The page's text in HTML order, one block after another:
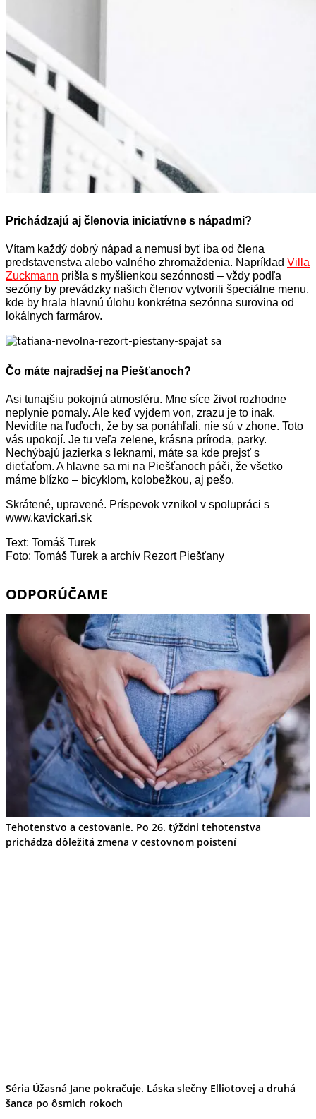
Prichádzajú aj členovia iniciatívne s nápadmi?
Vítam každý dobrý nápad a nemusí byť iba od člena
predstavenstva alebo valného zhromaždenia. Napríklad Villa
Zuckmann prišla s myšlienkou sezónnosti – vždy podľa
sezóny by prevádzky našich členov vytvorili špeciálne menu,
kde by hrala hlavnú úlohu konkrétna sezónna surovina od
lokálnych farmárov.
Čo máte najradšej na Piešťanoch?
Asi tunajšiu pokojnú atmosféru. Mne síce život rozhodne
neplynie pomaly. Ale keď vyjdem von, zrazu je to inak.
Nevidíte na ľuďoch, že by sa ponáhľali, nie sú v zhone. Toto
vás upokojí. Je tu veľa zelene, krásna príroda, parky.
Nechýbajú jazierka s leknami, máte sa kde prejsť s
dieťaťom. A hlavne sa mi na Piešťanoch páči, že všetko
máme blízko – bicyklom, kolobežkou, aj pešo.
Skrátené, upravené. Príspevok vznikol v spolupráci s
www.kavickari.sk
Text: Tomáš Turek
Foto: Tomáš Turek a archív Rezort Piešťany
ODPORÚČAME
Tehotenstvo a cestovanie. Po 26. týždni tehotenstva
prichádza dôležitá zmena v cestovnom poistení
Séria Úžasná Jane pokračuje. Láska slečny Elliotovej a druhá
šanca po ôsmich rokoch